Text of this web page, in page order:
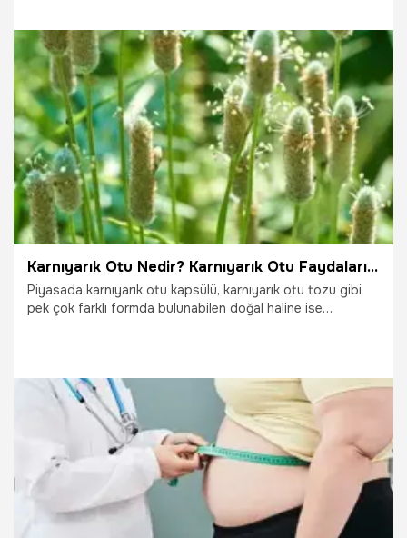
11.07.2023 Sağlık
Karnıyarık Otu Nedir? Karnıyarık Otu Faydaları Nelerdir?
Piyasada karnıyarık otu kapsülü, karnıyarık otu tozu gibi
pek çok farklı formda bulunabilen doğal haline ise
Sağlıklı beslenmeye özen gösterenlerden, zayıflamak
isteyenlere birçok kişinin mutfağında yer buluyor.
Sağlık